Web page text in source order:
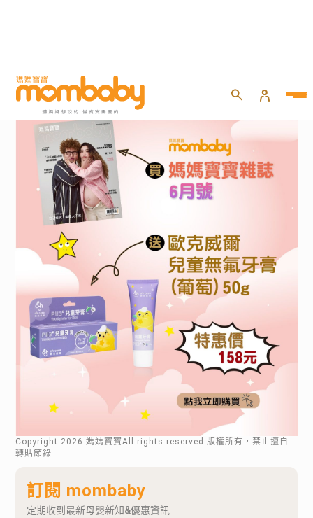
Copyright 2026 .媽媽寶寶All rights reserved.版權所有，禁止擅自
轉貼節錄
訂閱 mombaby
定期收到最新母嬰新知&優惠資訊